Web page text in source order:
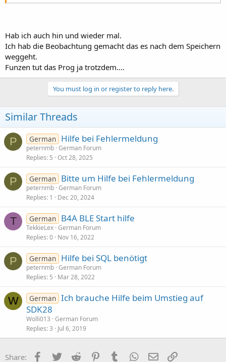
Hab ich auch hin und wieder mal.
Ich hab die Beobachtung gemacht das es nach dem Speichern
weggeht.
Funzen tut das Prog ja trotzdem....
You must log in or register to reply here.
Similar Threads
P German Hilfe bei Fehlermeldung
peternmb German Forum
Replies 5 Oct 28, 2025
P German Bitte um Hilfe bei Fehlermeldung
peternmb German Forum
Replies 1 Dec 20, 2024
T German B4A BLE Start hilfe
TekkieLex German Forum
Replies 0 Nov 16, 2022
P German Hilfe bei SQL benötigt
peternmb German Forum
Replies 5 Mar 28, 2022
W German Ich brauche Hilfe beim Umstieg auf
SDK28
Wolli013 German Forum
Replies 3 Jul 6, 2019
Share: Facebook
Twitter Reddit PinterestTumblr WhatsApp
Email